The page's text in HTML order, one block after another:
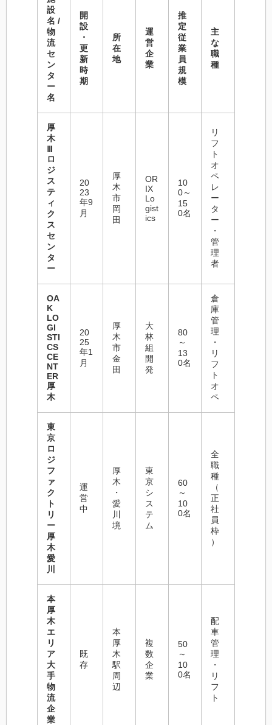
設
名 /
物
流
セ
ン
タ
ー
名
開
設
・
更
新
時
期
所
在
地
運
営
企
業
推
定
従
業
員
規
模
主
な
職
種
厚
木
Ⅲ
ロ
ジ
ス
テ
ィ
ク
ス
セ
ン
タ
ー
20
23
年9
月
厚
木
市
岡
田
OR
IX
Lo
gist
ics
10
0～
15
0名
リ
フ
ト
オ
ペ
レ
ー
タ
ー
・
管
理
者
OA
K
LO
GI
STI
CS
CE
NT
ER
厚
木
20
25
年1
月
厚
木
市
金
田
大
林
組
開
発
80
～
13
0名
倉
庫
管
理
・
リ
フ
ト
オ
ペ
東
京
ロ
ジ
フ
ァ
ク
ト
リ
ー
厚
木
愛
川
運
営
中
厚
木
・
愛
川
境
東
京
シ
ス
テ
ム
60
～
10
0名
全
職
種
（
正
社
員
枠
）
本
厚
木
エ
リ
ア
大
手
物
流
企
業
既
存
本
厚
木
駅
周
辺
複
数
企
業
50
～
10
0名
配
車
管
理
・
リ
フ
ト